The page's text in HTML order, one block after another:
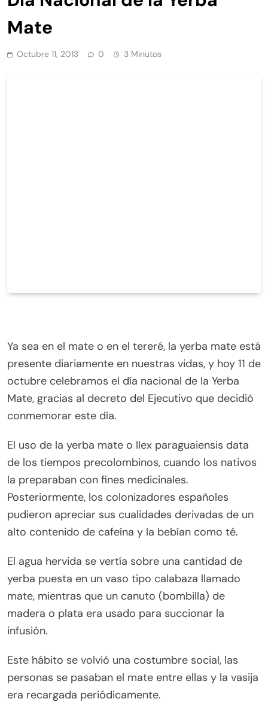
Mate
Octubre 11, 2013 0 3 Minutos
Ya sea en el mate o en el tereré, la yerba mate está
presente diariamente en nuestras vidas, y hoy 11 de
octubre celebramos el día nacional de la Yerba
Mate, gracias al decreto del Ejecutivo que decidió
conmemorar este día.
El uso de la yerba mate o Ilex paraguaiensis data
de los tiempos precolombinos, cuando los nativos
la preparaban con fines medicinales.
Posteriormente, los colonizadores españoles
pudieron apreciar sus cualidades derivadas de un
alto contenido de cafeína y la bebían como té.
El agua hervida se vertía sobre una cantidad de
yerba puesta en un vaso tipo calabaza llamado
mate, mientras que un canuto (bombilla) de
madera o plata era usado para succionar la
infusión.
Este hábito se volvió una costumbre social, las
personas se pasaban el mate entre ellas y la vasija
era recargada periódicamente.